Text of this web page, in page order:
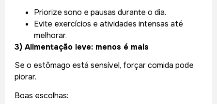
Priorize sono e pausas durante o dia.
Evite exercícios e atividades intensas até
melhorar.
3) Alimentação leve: menos é mais
Se o estômago está sensível, forçar comida pode
piorar.
Boas escolhas: